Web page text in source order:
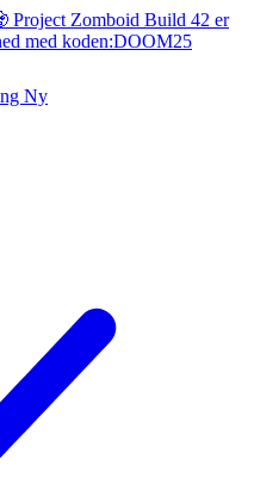
Project Zomboid Build 42 er
med koden:DOOM25
Ny